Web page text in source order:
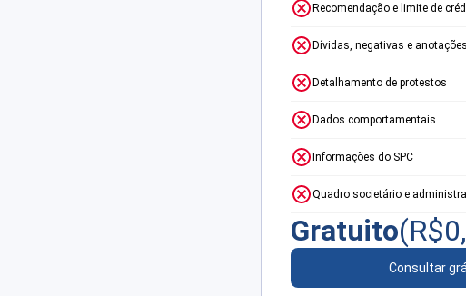
Recomendação e limite de
Dívidas, negativas e anotações
Detalhamento de protestos
Dados comportamentais
Informações do SPC
Quadro societário e
Gratuito(R$
Consultar